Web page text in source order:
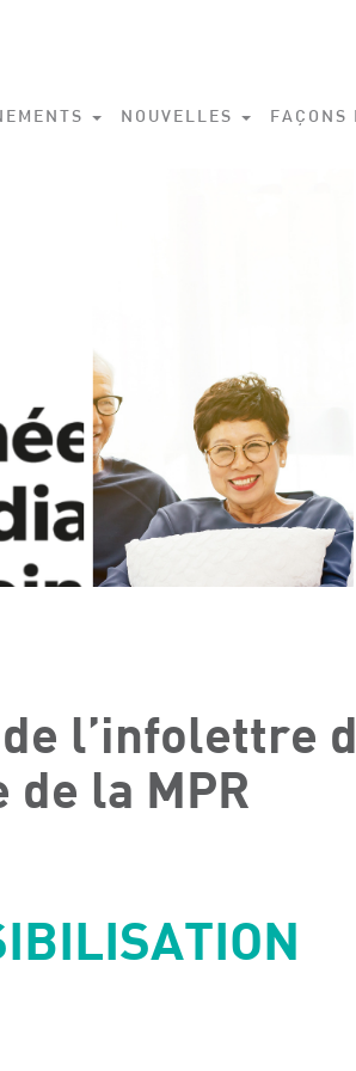
NOUVELLES FAÇONS
l’infolettre
de la MPR